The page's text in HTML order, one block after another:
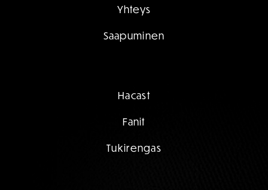
Yhteys
Saapuminen
Hacast
Fanit
Tukirengas